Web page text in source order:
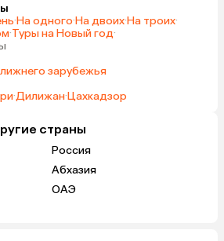
·На одного·На двоих·На троих·
·Туры на Новый год·
зарубежья
·Дилижан·Цахкадзор
страны
Россия
Абхазия
ОАЭ